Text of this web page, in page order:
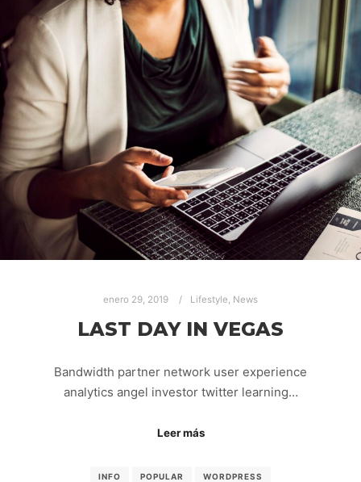
enero 29, 2019 Lifestyle, News
LAST DAY IN VEGAS
Bandwidth partner network user experience
analytics angel investor twitter learning…
Leer más
INFO POPULAR WORDPRESS